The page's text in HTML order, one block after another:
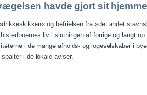
havde gjort sit
og befrielsen fra »det andet
liv i slutningen af forrige og langt
i de mange afholds- og logeselskaber i
i de lokale aviser.